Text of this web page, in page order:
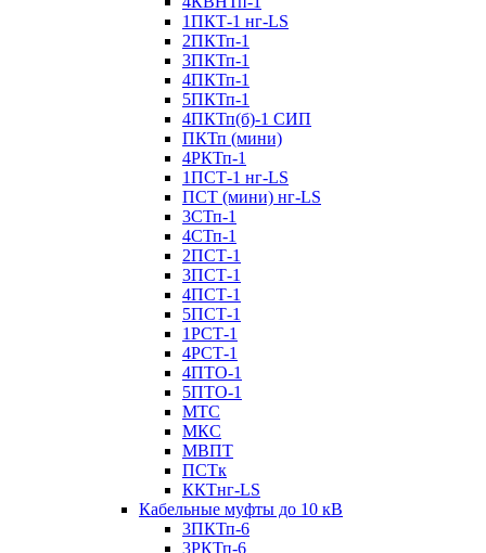
1ПКТ-1 нг-LS
2ПКТп-1
3ПКТп-1
4ПКТп-1
5ПКТп-1
4ПКТп(б)-1 СИП
ПКТп (мини)
4РКТп-1
1ПСТ-1 нг-LS
ПСТ (мини) нг-LS
3СТп-1
4СТп-1
2ПСТ-1
3ПСТ-1
4ПСТ-1
5ПСТ-1
1РСТ-1
4РСТ-1
4ПТО-1
5ПТО-1
МТС
МКС
МВПТ
ПСТк
ККТнг-LS
Кабельные муфты до 10 кВ
3ПКТп-6
3РКТп-6